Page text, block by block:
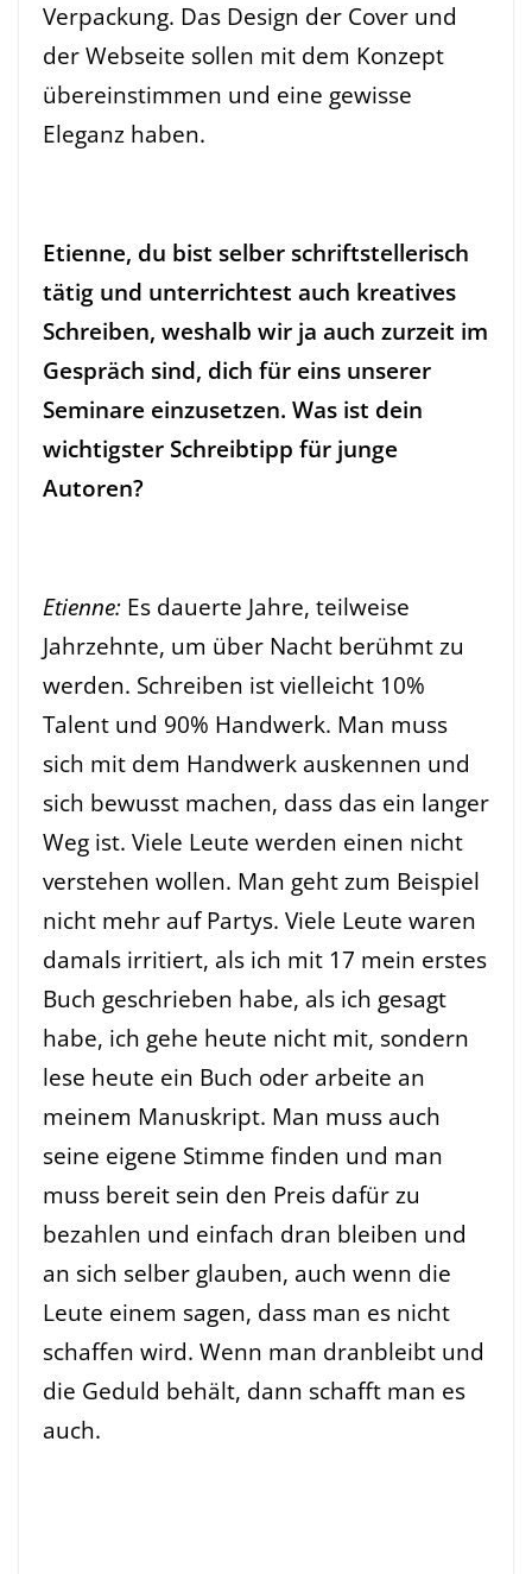
Verpackung. Das Design der Cover und
der Webseite sollen mit dem Konzept
übereinstimmen und eine gewisse
Eleganz haben.
Etienne, du bist selber schriftstellerisch
tätig und unterrichtest auch kreatives
Schreiben, weshalb wir ja auch zurzeit im
Gespräch sind, dich für eins unserer
Seminare einzusetzen. Was ist dein
wichtigster Schreibtipp für junge
Autoren?
Etienne: Es dauerte Jahre, teilweise
Jahrzehnte, um über Nacht berühmt zu
werden. Schreiben ist vielleicht 10%
Talent und 90% Handwerk. Man muss
sich mit dem Handwerk auskennen und
sich bewusst machen, dass das ein langer
Weg ist. Viele Leute werden einen nicht
verstehen wollen. Man geht zum Beispiel
nicht mehr auf Partys. Viele Leute waren
damals irritiert, als ich mit 17 mein erstes
Buch geschrieben habe, als ich gesagt
habe, ich gehe heute nicht mit, sondern
lese heute ein Buch oder arbeite an
meinem Manuskript. Man muss auch
seine eigene Stimme finden und man
muss bereit sein den Preis dafür zu
bezahlen und einfach dran bleiben und
an sich selber glauben, auch wenn die
Leute einem sagen, dass man es nicht
schaffen wird. Wenn man dranbleibt und
die Geduld behält, dann schafft man es
auch.